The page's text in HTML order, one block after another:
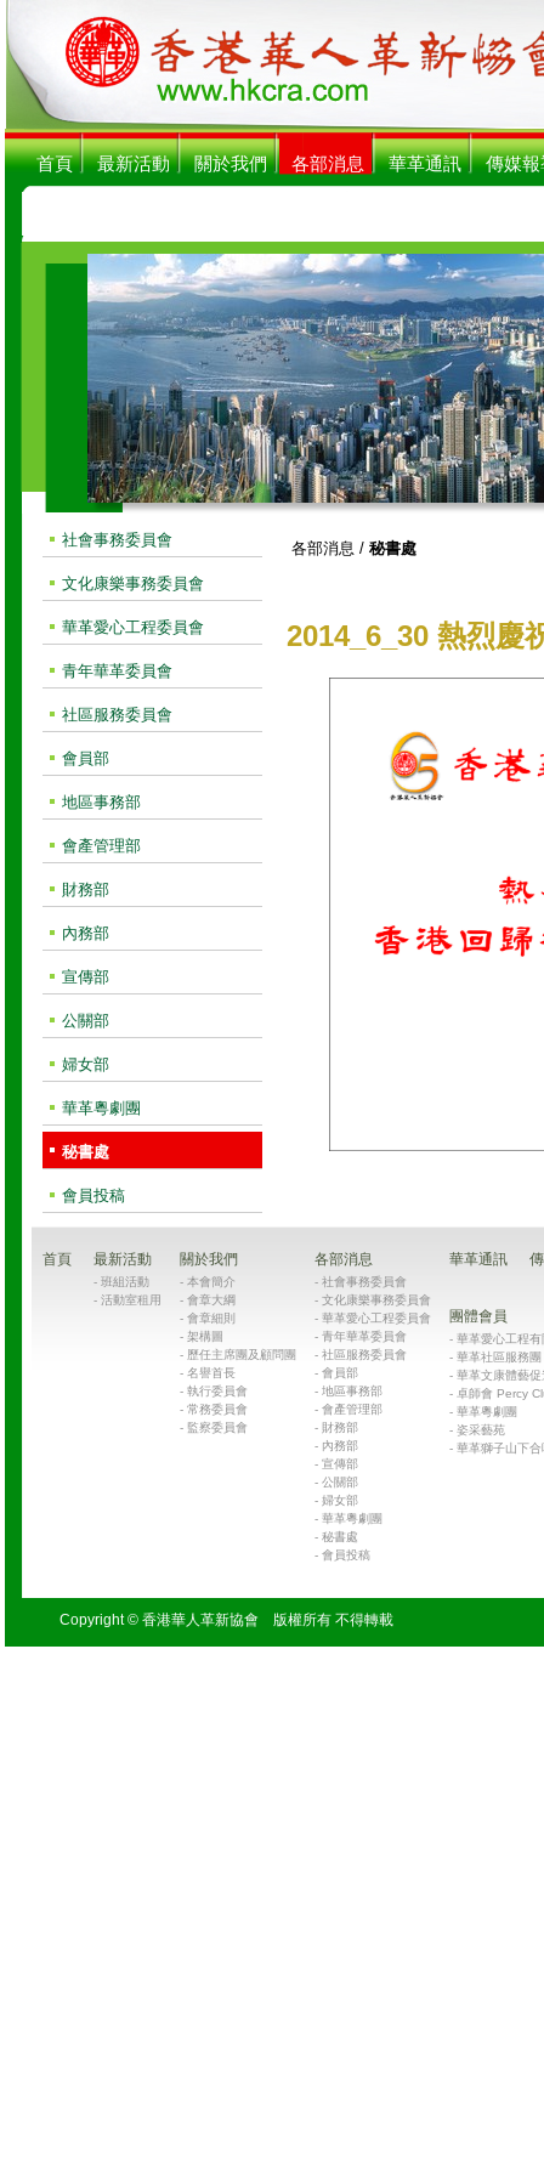
首頁 最新活動 關於我們 各部消息 華革通訊 傳媒報
社會事務委員會
文化康樂事務委員會
華革愛心工程委員會
青年華革委員會
社區服務委員會
會員部
地區事務部
會產管理部
財務部
內務部
宣傳部
公關部
婦女部
華革粵劇團
秘書處
會員投稿
各部消息 / 秘書處
2014_6_30 熱烈慶
首頁 最新活動
- 班組活動
- 活動室租用
關於我們
- 本會簡介
- 會章大綱
- 會章細則
- 架構圖
- 歷任主席團及顧問團
- 名譽首長
- 執行委員會
- 常務委員會
- 監察委員會
各部消息
- 社會事務委員會
- 文化康樂事務委員會
- 華革愛心工程委員會
- 青年華革委員會
- 社區服務委員會
- 會員部
- 地區事務部
- 會產管理部
- 財務部
- 內務部
- 宣傳部
- 公關部
- 婦女部
- 華革粵劇團
- 秘書處
- 會員投稿
華革通訊
團體會員
- 華革愛心工程
- 華革社區服務
- 華革文康體藝促
- 卓師會 Percy
- 華革粵劇團
- 姿采藝苑
- 華革獅子山下
Copyright © 香港華人革新協會 版權所有 不得轉載